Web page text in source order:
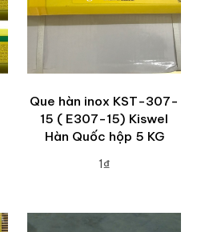
Que hàn inox KST-307-
15 ( E307-15) Kiswel
Hàn Quốc hộp 5 KG
1₫